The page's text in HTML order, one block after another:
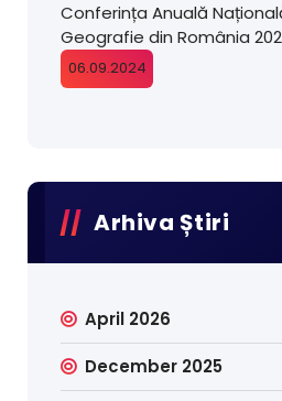
Conferința Anuală
Geografie din România
06.09.2024
Arhiva Știri
April 2026
December 2025